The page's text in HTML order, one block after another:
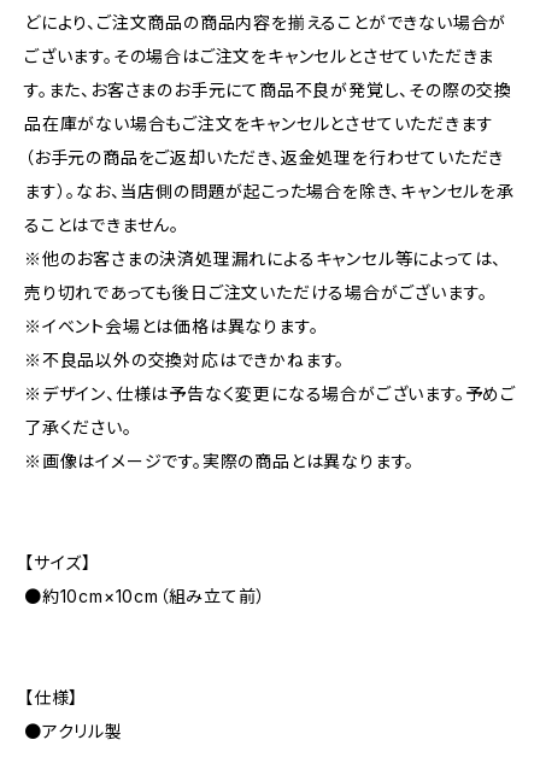
どにより、ご注文商品の商品内容を揃えることができない場合が
ございます。その場合はご注文をキャンセルとさせていただきま
す。また、お客さまのお手元にて商品不良が発覚し、その際の交換
品在庫がない場合もご注文をキャンセルとさせていただきます
（お手元の商品をご返却いただき、返金処理を行わせていただき
ます）。なお、当店側の問題が起こった場合を除き、キャンセルを承
ることはできません。
※他のお客さまの決済処理漏れによるキャンセル等によっては、
売り切れであっても後日ご注文いただける場合がございます。
※イベント会場とは価格は異なります。
※不良品以外の交換対応はできかねます。
※デザイン、仕様は予告なく変更になる場合がございます。予めご
了承ください。
※画像はイメージです。実際の商品とは異なります。
【サイズ】
●約10cm×10cm（組み立て前）
【仕様】
●アクリル製